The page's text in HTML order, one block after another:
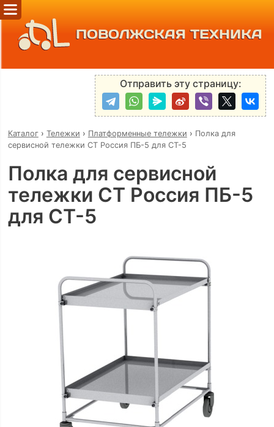
ПОВОЛЖСКАЯ ТЕХНИКА
Отправить эту страницу:
Каталог› Тележки › Платформенные тележки › Полка для
сервисной тележки СТ Россия ПБ-5 для СТ-5
Полка для сервисной
тележки СТ Россия ПБ-5
для СТ-5